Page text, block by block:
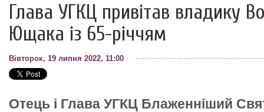
Глава УГКЦ привітав владику
Ющака із 65-річчям
Вівторок, 19 липня 2022, 11:00
Отець і Глава УГКЦ Блаженніший